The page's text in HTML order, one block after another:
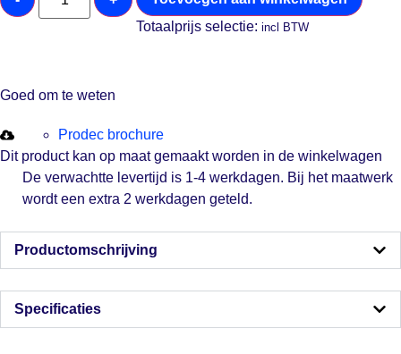
Totaalprijs selectie:incl BTW
Goed om te weten
Prodec brochure
Dit product kan op maat gemaakt worden in de winkelwagen
De verwachtte levertijd is 1-4 werkdagen. Bij het maatwerk
wordt een extra 2 werkdagen geteld.
Productomschrijving
Specificaties